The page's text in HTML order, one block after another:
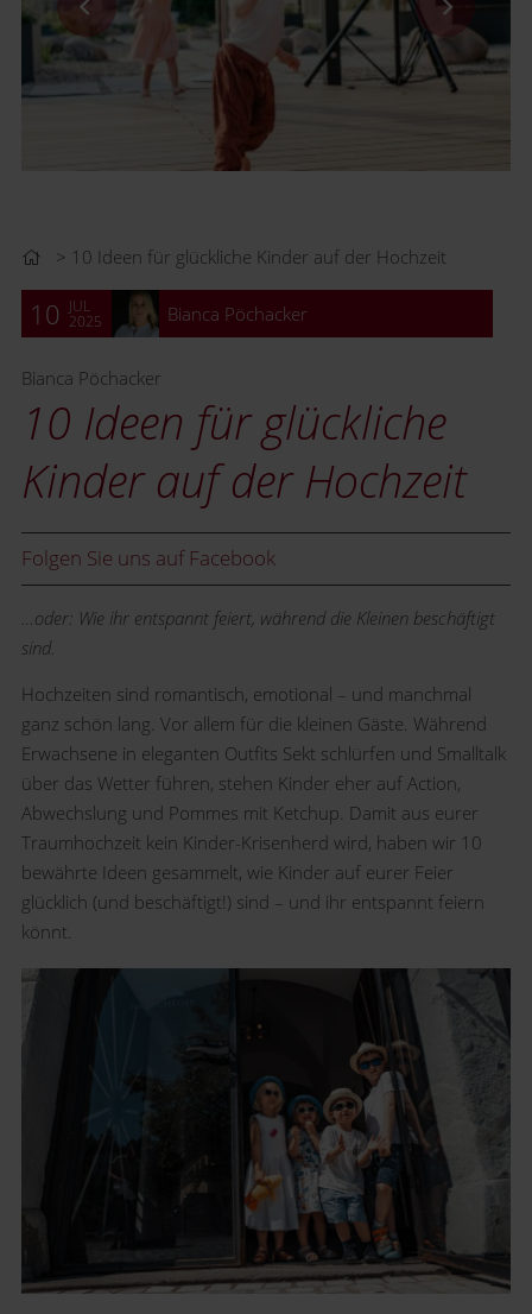
10 Ideen für glückliche Kinder auf der Hochzeit
10
JUL
2025
Bianca Pöchacker
Bianca Pöchacker
10 Ideen für glückliche
Kinder auf der Hochzeit
Folgen Sie uns auf Facebook
…oder: Wie ihr entspannt feiert, während die Kleinen beschäftigt
sind.
Hochzeiten sind romantisch, emotional – und manchmal
ganz schön lang. Vor allem für die kleinen Gäste. Während
Erwachsene in eleganten Outfits Sekt schlürfen und Smalltalk
über das Wetter führen, stehen Kinder eher auf Action,
Abwechslung und Pommes mit Ketchup. Damit aus eurer
Traumhochzeit kein Kinder-Krisenherd wird, haben wir 10
bewährte Ideen gesammelt, wie Kinder auf eurer Feier
glücklich (und beschäftigt!) sind – und ihr entspannt feiern
könnt.